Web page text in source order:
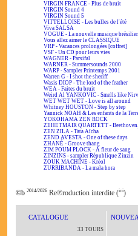
VIRGIN FRANCE - Plus de bruit
VIRGIN Sound 4
VIRGIN Sound 5
VITTELLOISE - Les bulles de l'été
Viva SALSA
VOGUE - La nouvelle musique
Vous allez aimer le CLASSIQUE
VRP - Vacances prolongées [coffret]
VSF - Un CD pour leurs vies
WAGNER - Parsifal
WARNER - Summersounds 2000
WARP - Sampler Printemps 2001
Warren G - I shot the sheriff
Wasis DIOP - The lord of the feather
WEA - Faites du bruit
Weird Al YANKOVIC - Smells like
WET WET WET - Love is all around
Whitney HOUSTON - Step by step
Yannick NOAH & Les enfants de la
YOKOHAMA ZEN ROCK
ZEHETMAIR QUARTETT -
ZEN ZILA - Tata Aïcha
ZEND AVESTA - One of these days
ZHANÉ - Groove thang
ZIM POUM PLOCK - A fleur de sang
ZINZINS - sampler République Zinzin
ZOUK MACHINE - Kréol
ZURRIBANDA - La mala hora
©b 2014/2026 Re℗roduction interdite (ici)
CATALOGUE
33 TOURS